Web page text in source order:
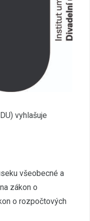
vyhlašuje
všeobecné a
zákon o
o rozpočtových